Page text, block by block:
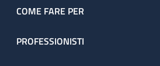
COME FARE PER
PROFESSIONISTI